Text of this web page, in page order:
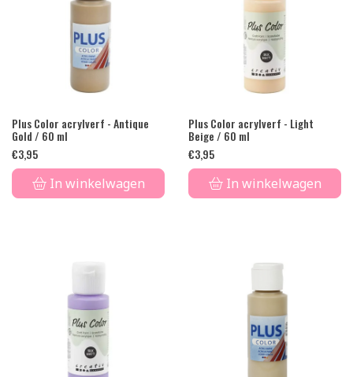
Plus Color acrylverf - Antique
Gold / 60 ml
€3,95
In winkelwagen
Plus Color acrylverf - Light
Beige / 60 ml
€3,95
In winkelwagen